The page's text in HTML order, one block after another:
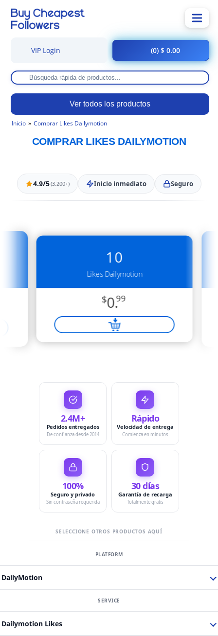
Ver todos los productos
VIP Login (0) $ 0.00
Inicio Comprar Likes Dailymotion
COMPRAR LIKES DAILYMOTION
4.9/5(3,200+) Inicio inmediato Seguro
10
Likes Dailymotion
$0.99
2.4M+
Pedidos entregados
De confianza desde 2014
Rápido
Velocidad de entrega
Comienza en minutos
100%
Seguro y privado
Sin contraseña requerida
30 días
Garantía de recarga
Totalmente gratis
SELECCIONE OTROS PRODUCTOS AQUÍ
DailyMotion
Dailymotion Likes